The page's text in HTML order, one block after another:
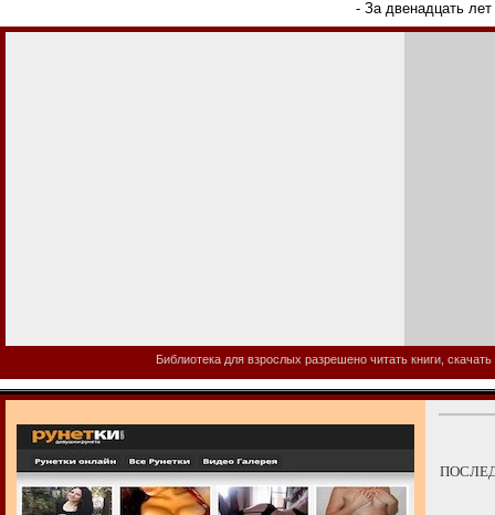
- За двенадцать
Библиотека для взрослых разрешено читать книги,